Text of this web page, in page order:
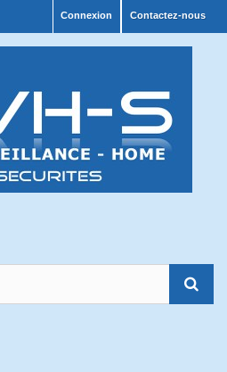
Contactez-nous
Connexion